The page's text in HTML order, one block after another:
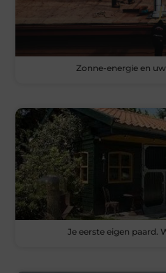
Zonne-energie en
Je eerste eigen paard.